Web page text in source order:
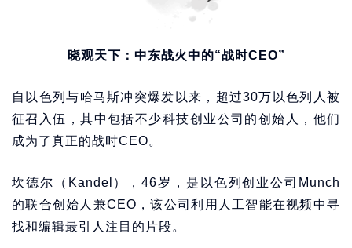
晓观天下：中东战火中的“战时CEO”
自以色列与哈马斯冲突爆发以来，超过30万以色列人被
征召入伍，其中包括不少科技创业公司的创始人，他们
成为了真正的战时CEO。
坎德尔（Kandel），46岁，是以色列创业公司Munch
的联合创始人兼CEO，该公司利用人工智能在视频中寻
找和编辑最引人注目的片段。